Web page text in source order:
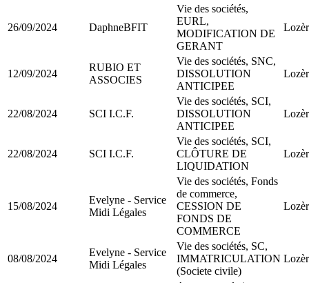
26/09/2024 DaphneBFIT
Vie des sociétés,
EURL,
MODIFICATION DE
GERANT
12/09/2024
RUBIO ET
ASSOCIES
Vie des sociétés, SNC,
DISSOLUTION
ANTICIPEE
22/08/2024 SCI I.C.F.
Vie des sociétés, SCI,
DISSOLUTION
ANTICIPEE
22/08/2024 SCI I.C.F.
Vie des sociétés, SCI,
CLÔTURE DE
LIQUIDATION
15/08/2024
Evelyne - Service
Midi Légales
Vie des sociétés, Fonds
de commerce,
CESSION DE
FONDS DE
COMMERCE
08/08/2024
Evelyne - Service
Midi Légales
Vie des sociétés, SC,
IMMATRICULATION
(Societe civile)